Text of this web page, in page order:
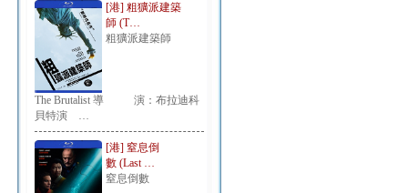
[港] 粗獷派建築
師 (T…
粗獷派建築師
The Brutalist 導 演：布拉迪科
貝特演 …
[港] 窒息倒
數 (Last …
窒息倒數